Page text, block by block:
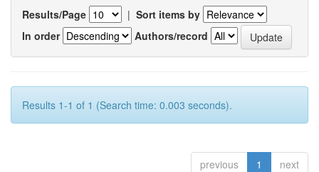
Results/Page | Sort items by
In order
Authors/record
Results 1-1 of 1 (Search time: 0.003 seconds).
previous 1 next